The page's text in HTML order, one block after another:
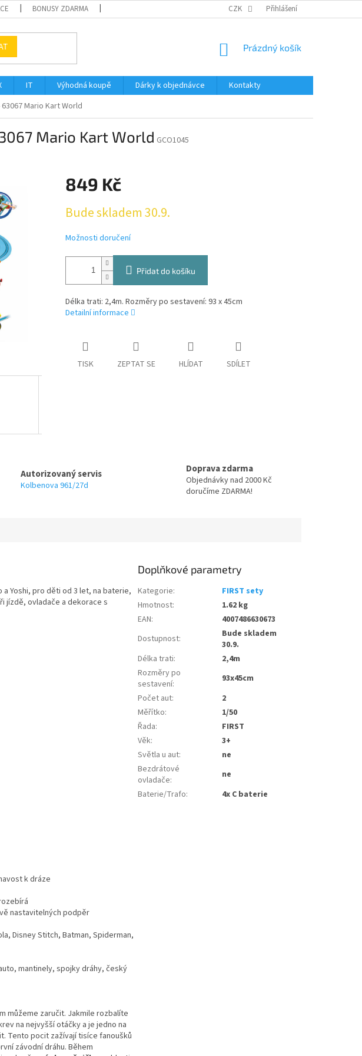
BONUSY ZDARMA PODMÍNKY OCHRANY OSOBNÍCH ÚDAJŮ
CZK Přihlášení
NÁKUPNÍ
Prázdný košík
IT Výhodná koupě Dárky k objednávce
Kontakty
Mario Kart World
Mario Kart World GCO1045
849 Kč
cena:
Bude skladem 30.9.
Možnosti doručení
Přidat do košíku
Délka trati: 2,4m. Rozměry po sestavení: 93 x 45cm
Detailní informace
TISK ZEPTAT SE HLÍDAT SDÍLET
Autorizovaný servis
Kolbenova 961/27d
Doprava zdarma
Objednávky nad 2000 Kč
doručíme ZDARMA!
a Yoshi, pro děti od 3 let, na baterie,
jízdě, ovladače a dekorace s
k dráze
nastavitelných podpěr
Disney Stitch, Batman, Spiderman,
mantinely, spojky dráhy, český
můžeme zaručit. Jakmile rozbalíte
na nejvyšší otáčky a je jedno na
Tento pocit zažívají tisíce fanoušků
závodní dráhu. Během
Doplňkové parametry
Kategorie:
FIRST sety
Hmotnost:
1.62 kg
EAN:
4007486630673
Dostupnost:
Bude skladem
30.9.
Délka trati:
2,4m
Rozměry po
sestavení:
93x45cm
Počet aut:
2
Měřítko:
1/50
Řada:
FIRST
Věk:
3+
Světla u aut:
ne
Bezdrátové
ovladače:
ne
Baterie/Trafo: 4x C baterie